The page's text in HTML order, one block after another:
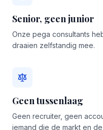
Senior, geen junior
Onze pega consultants
draaien zelfstandig mee.
Geen tussenlaag
Geen recruiter, geen
iemand die de markt en